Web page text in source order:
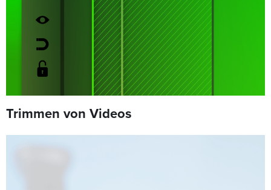
Trimmen von Videos